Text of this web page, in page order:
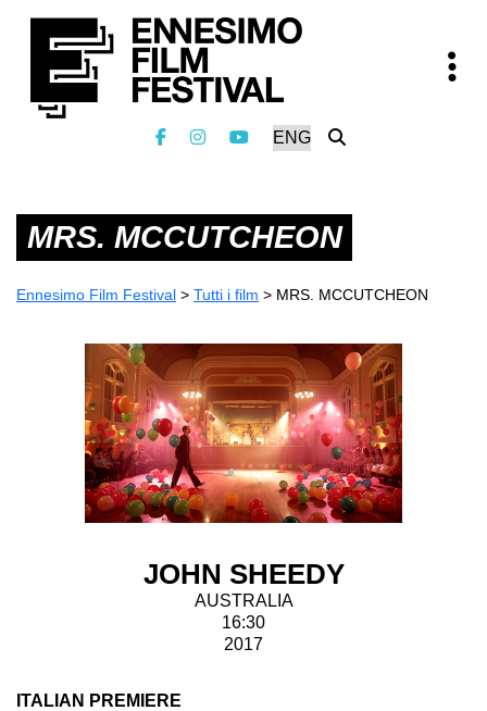
MRS. MCCUTCHEON
Ennesimo Film Festival > Tutti i film > MRS. MCCUTCHEON
JOHN SHEEDY
AUSTRALIA
16:30
2017
ITALIAN PREMIERE